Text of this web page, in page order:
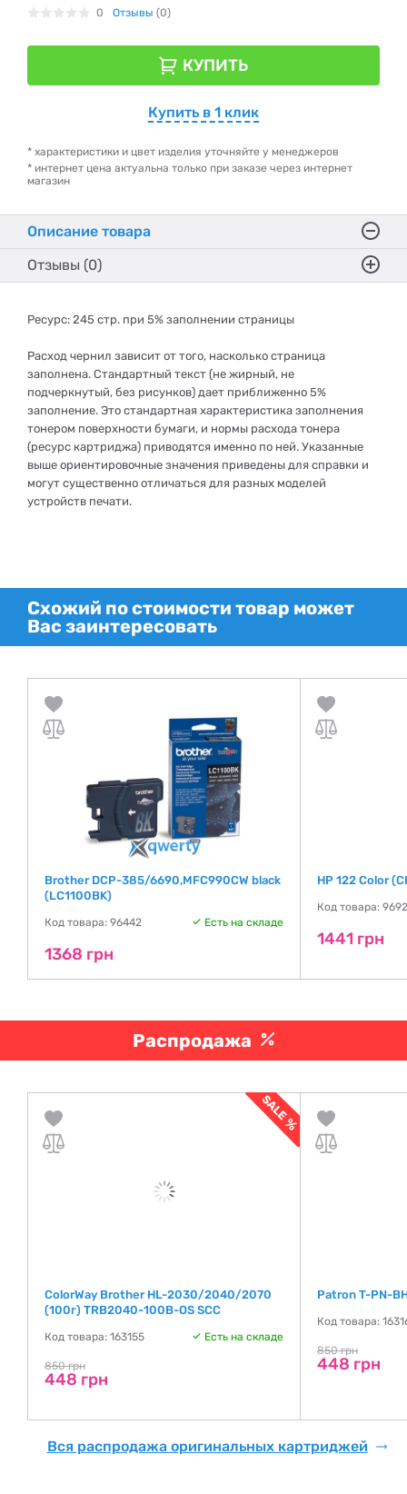
0 Отзывы (0)
КУПИТЬ
Купить в 1 клик
* характеристики и цвет изделия уточняйте у менеджеров
* интернет цена актуальна только при заказе через интернет
магазин
Описание товара
Отзывы (0)
Ресурс: 245 стр. при 5% заполнении страницы
Расход чернил зависит от того, насколько страница
заполнена. Стандартный текст (не жирный, не
подчеркнутый, без рисунков) дает приближенно 5%
заполнение. Это стандартная характеристика заполнения
тонером поверхности бумаги, и нормы расхода тонера
(ресурс картриджа) приводятся именно по ней. Указанные
выше ориентировочные значения приведены для справки и
могут существенно отличаться для разных моделей
устройств печати.
Схожий по стоимости товар может
Вас заинтересовать
Brother DCP-385/6690,MFC990CW black
(LC1100BK)
Код товара: 96442 Есть на складе
1368 грн
HP 122 Color
Код товара:
1441 грн
Распродажа
ColorWay Brother HL-2030/2040/2070
(100г) TRB2040-100B-OS SCC
Код товара: 163155 Есть на складе
850 грн
448 грн
Patron T-PN-
Код товара:
850 грн
448 грн
Вся распродажа оригинальных картриджей